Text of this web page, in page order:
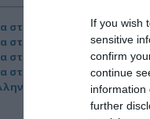
If you wish
sensitive
confirm
continue
information
further
στο Παγκόσμιο
στο Παγκόσμιο
στο Παγκόσμιο
στο Παγκόσμιο
Αριστερής